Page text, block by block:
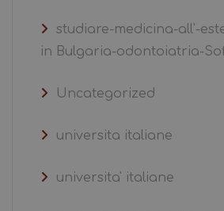
studiare-medicina-all'-
in Bulgaria-odontoiatria-
Uncategorized
universita italiane
universita' italiane